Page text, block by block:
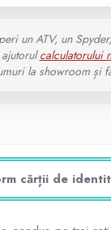
un ATV, un
calculatorului
la showroom și
cărții de